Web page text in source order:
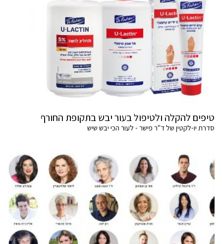
טיפים להקלה ולטיפול בעור יבש בתקופת החורף
סדרת יו-לקטין של ד"ר פישר - לעור הכי יבש שיש